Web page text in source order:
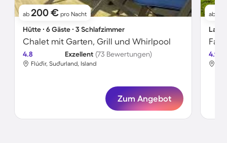
ab 200 € pro Nacht
Hütte ∙ 6 Gäste ∙ 3 Schlafzimmer
Chalet mit Garten, Grill und Whirlpool
4.8 Exzellent (73 Bewertungen)
Flúðir, Suðurland, Island
Zum Angebot
ab
4.9